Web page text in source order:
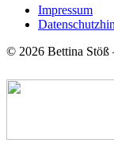
Impressum
© 2026 Bettina